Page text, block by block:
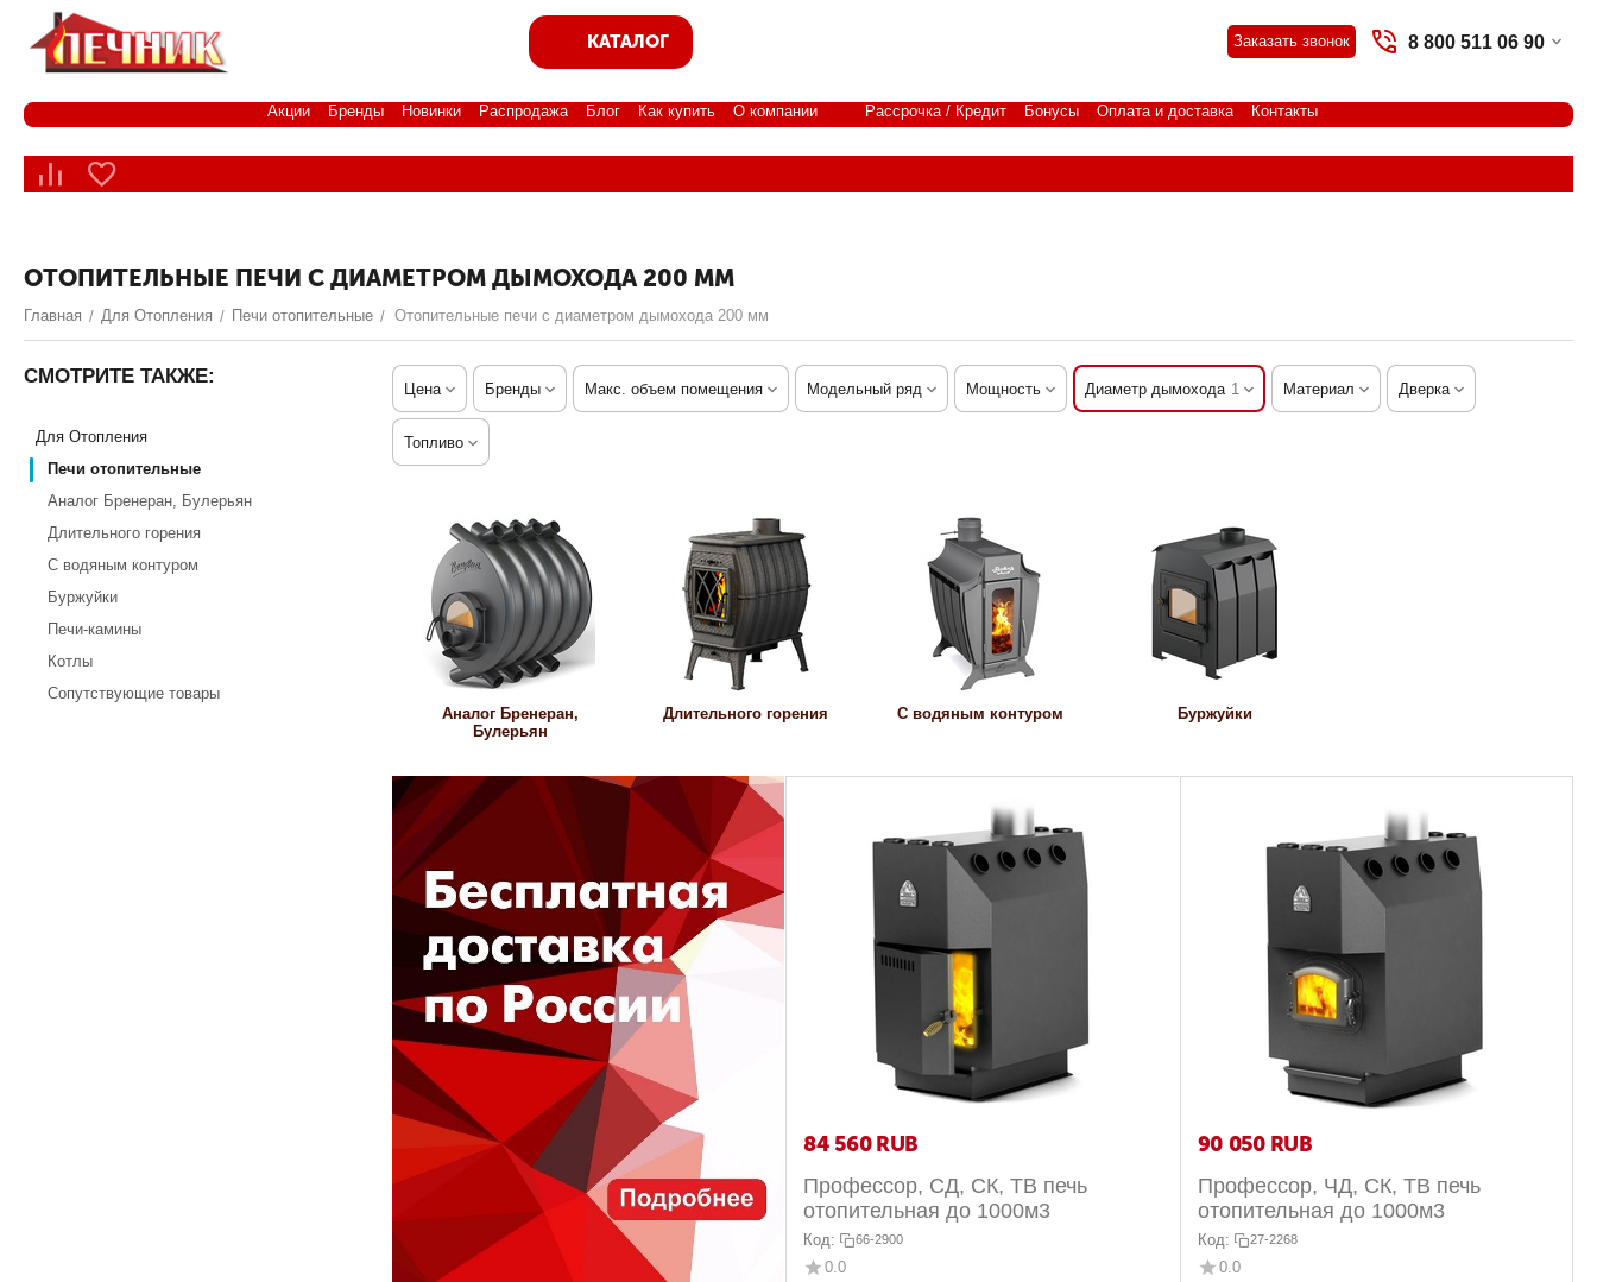
КАТАЛОГ Заказать звонок 8 800 511 06 90
Акции Бренды Новинки Распродажа Блог Как купить О компании Рассрочка / Кредит Бонусы Оплата и доставка Контакты
ОТОПИТЕЛЬНЫЕ ПЕЧИ С ДИАМЕТРОМ ДЫМОХОДА 200 ММ
Главная / Для Отопления / Печи отопительные / Отопительные печи с диаметром дымохода 200 мм
Цена Бренды Макс. объем помещения Модельный ряд Мощность Диаметр дымохода 1 Материал Дверка
Топливо
Аналог Бренеран,
Булерьян
Длительного горения С водяным контуром Буржуйки
84 560 RUB
Профессор, СД, СК, ТВ печь
отопительная до 1000м3
Код: 66-2900
0.0
90 050 RUB
Профессор, ЧД, СК, ТВ печь
отопительная до 1000м3
Код: 27-2268
0.0
СМОТРИТЕ ТАКЖЕ:
Для Отопления
Печи отопительные
Аналог Бренеран, Булерьян
Длительного горения
С водяным контуром
Буржуйки
Печи-камины
Котлы
Сопутствующие товары